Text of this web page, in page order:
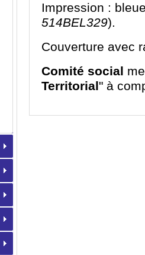
Impression :
514BEL329).
Couverture avec
Comité social
Territorial" à